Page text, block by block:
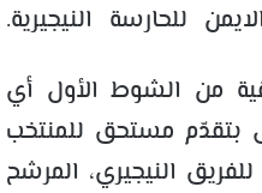
للحارسة النيجيرية.
من الشوط الأول أي
بتقدّم مستحق للمنتخب
النيجيري، المرشح